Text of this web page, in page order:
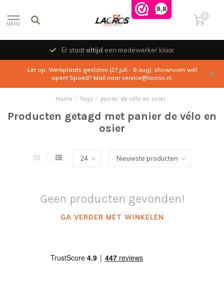
9,8
MENU
0
Er staat altijd een medewerker klaar
Let op: Werkplaats gesloten (27 juli - 8 aug), showroom wél
open! Spoed? Mail naarservice@lacros.nl.
Home / Tags / panier de vélo en osier
Producten getagd met panier de vélo en
osier
Geen producten gevonden!
GA VERDER MET WINKELEN